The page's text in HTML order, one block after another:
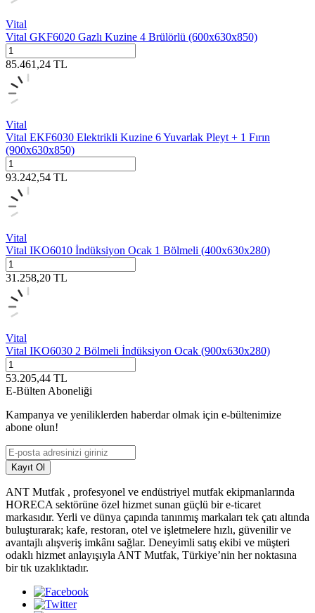
Vital
Vital GKF6020 Gazlı Kuzine 4 Brülörlü (600x630x850)
85.461,24 TL
Vital
Vital EKF6030 Elektrikli Kuzine 6 Yuvarlak Pleyt + 1 Fırın
(900x630x850)
93.242,54 TL
Vital
Vital IKO6010 İndüksiyon Ocak 1 Bölmeli (400x630x280)
31.258,20 TL
Vital
Vital IKO6030 2 Bölmeli İndüksiyon Ocak (900x630x280)
53.205,44 TL
E-Bülten Aboneliği
Kampanya ve yeniliklerden haberdar olmak için e-bültenimize
abone olun!
Kayıt Ol
ANT Mutfak , profesyonel ve endüstriyel mutfak ekipmanlarında
HORECA sektörüne özel hizmet sunan güçlü bir e-ticaret
markasıdır. Yerli ve dünya çapında tanınmış markaları tek çatı altında
buluşturarak; kafe, restoran, otel ve işletmelere hızlı, güvenilir ve
avantajlı alışveriş imkânı sağlar. Deneyimli satış ekibi ve müşteri
odaklı hizmet anlayışıyla ANT Mutfak, Türkiye’nin her noktasına
bir tık uzaklıktadır.